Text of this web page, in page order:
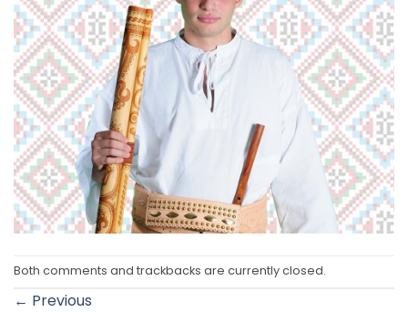
Both comments and trackbacks are currently closed.
← Previous